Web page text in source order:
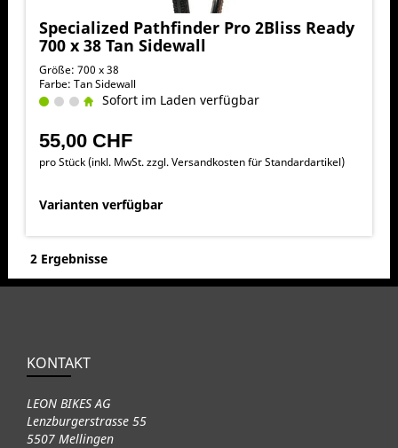
Specialized Pathfinder Pro 2Bliss Ready
700 x 38 Tan Sidewall
Größe: 700 x 38
Farbe: Tan Sidewall
Sofort im Laden verfügbar
55,00 CHF
pro Stück (inkl. MwSt. zzgl.Versandkosten für Standardartikel)
Varianten verfügbar
2 Ergebnisse
KONTAKT
LEON BIKES AG
Lenzburgerstrasse 55
5507 Mellingen